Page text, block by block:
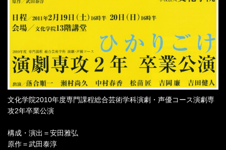
文化学院2010年度専門課程総合芸術学科演劇・声優コース演劇専
攻2年卒業公演
構成・演出＝安田雅弘
原作＝武田泰淳